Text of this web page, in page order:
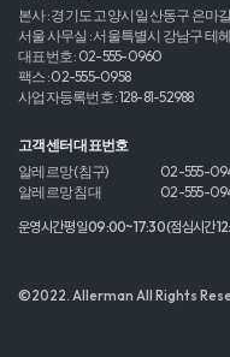
본사 : 경기도 고양시 일산동구 은마
서울 사무실 : 서울특별시 강남구 테
대표번호 : 02-555-0960
팩스 : 02-555-0958
사업자등록번호 : 128-81-52988
고객센터 대표번호
알레르망 (침구)
02-555-
알레르망 침대
02-555-
운영시간 평일 09:00~17:30 (점심시간
©2022. Allerman All Rights